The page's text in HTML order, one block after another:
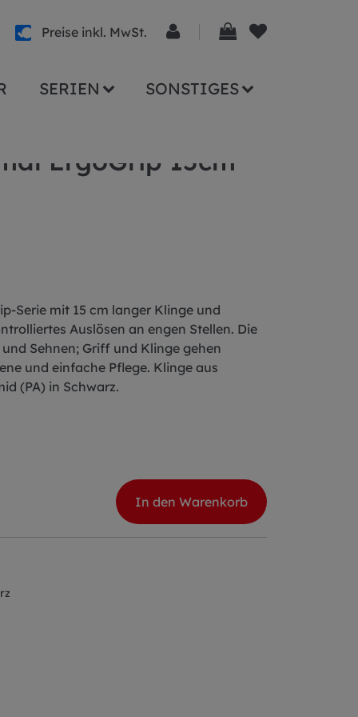
Preise inkl. MwSt.
SERIEN SONSTIGES
ErgoGrip 15cm
Serie mit 15 cm langer Klinge und
Auslösen an engen Stellen. Die
Sehnen; Griff und Klinge gehen
und einfache Pflege. Klinge aus
(PA) in Schwarz.
In den Warenkorb